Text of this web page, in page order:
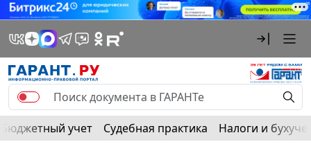
Бюджетный учет Судебная практика Налоги и